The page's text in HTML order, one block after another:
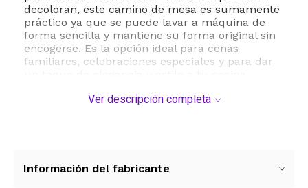
decoloran, este camino de mesa es sumamente
práctico ya que se puede lavar a máquina de
forma sencilla y mantiene su forma original sin
encogerse. Es la opción ideal para cenas
familiares, celebraciones especiales y para dar
Ver descripción completa
Información del fabricante